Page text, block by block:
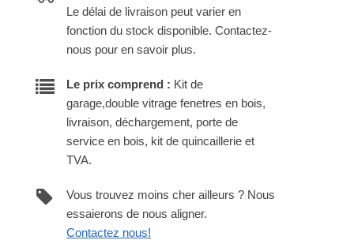
Le délai de livraison peut varier en
fonction du stock disponible. Contactez-
nous pour en savoir plus.
Le prix comprend : Kit de
garage,double vitrage fenetres en bois,
livraison, déchargement, porte de
service en bois, kit de quincaillerie et
TVA.
Vous trouvez moins cher ailleurs ? Nous
essaierons de nous aligner.
Contactez nous!